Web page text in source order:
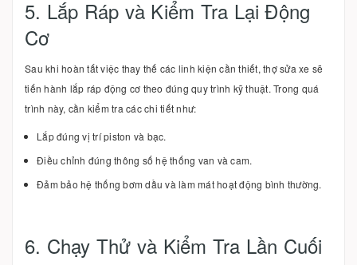
5. Lắp Ráp và Kiểm Tra Lại Động
Cơ
Sau khi hoàn tất việc thay thế các linh kiện cần thiết, thợ sửa xe sẽ
tiến hành lắp ráp động cơ theo đúng quy trình kỹ thuật. Trong quá
trình này, cần kiểm tra các chi tiết như:
Lắp đúng vị trí piston và bạc.
Điều chỉnh đúng thông số hệ thống van và cam.
Đảm bảo hệ thống bơm dầu và làm mát hoạt động bình thường.
6. Chạy Thử và Kiểm Tra Lần Cuối